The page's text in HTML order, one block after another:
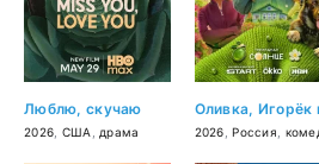
Люблю, скучаю
2026 США драма 2026 ,Россия